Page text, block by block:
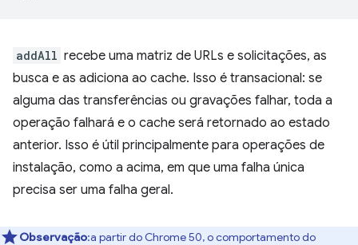
addAll recebe uma matriz de URLs e solicitações, as
busca e as adiciona ao cache. Isso é transacional: se
alguma das transferências ou gravações falhar, toda a
operação falhará e o cache será retornado ao estado
anterior. Isso é útil principalmente para operações de
instalação, como a acima, em que uma falha única
precisa ser uma falha geral.
Observação:a partir do Chrome 50, o comportamento do